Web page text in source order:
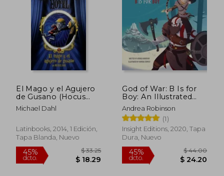
45%
dcto.
45%
dcto.
$
$
El Mago y el Agujero
de Gusano (Hocus
Pocus Hotel #5)
Michael Dahl
Latinbooks, 2014, 1 Edición,
Tapa Blanda, Nuevo
God of War: B Is for
Boy: An Illustrated
Storybook (en Inglés)
Andrea Robinson
(1)
Insight Editions, 2020, Tapa
Dura, Nuevo